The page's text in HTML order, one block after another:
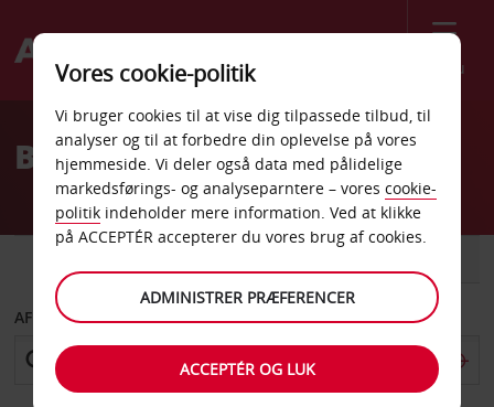
Menu
Welcome
AvisBilleje Stralsund
AFHENT FRA
Vores cookie-politik
Vi bruger cookies til at vise dig tilpassede tilbud, til
analyser og til at forbedre din oplevelse på vores
hjemmeside. Vi deler også data med pålidelige
markedsførings- og analyseparntere – vores cookie-
politik indeholder mere information. Ved at klikke
på ACCEPTÉR accepterer du vores brug af cookies.
ADMINISTRER PRÆFERENCER
ACCEPTÉR OG LUK